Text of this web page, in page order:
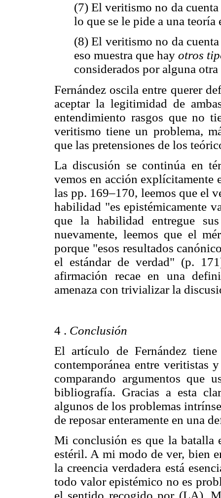
(7) El veritismo no da
lo que se le pide a una teoría
(8) El veritismo no da
eso muestra que hay otros
considerados por alguna
Fernández oscila entre querer
aceptar la legitimidad de
entendimiento rasgos que no
veritismo tiene un problema,
que las pretensiones de los
La discusión se continúa en
vemos en acción
las pp. 169–170, leemos que el
habilidad "es epistémicamente
que la habilidad entregue
nuevamente, leemos que el
porque "esos resultados
el estándar de verdad" (p.
afirmación recae en una
amenaza con trivializar la
4 . Conclusión
El artículo de Fernández
contemporánea entre veritistas
comparando argumentos que
bibliografía. Gracias a esta
algunos de los problemas
de reposar enteramente en una
Mi conclusión es que la batalla
estéril. A mi modo de ver, bien
la creencia verdadera está
todo valor epistémico no es
el sentido recogido por (LA).